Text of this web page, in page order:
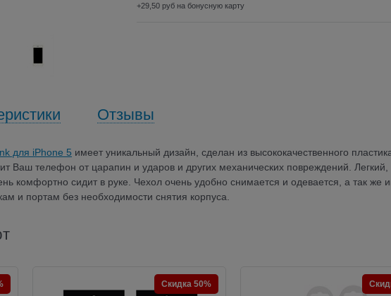
+29,50 руб на бонусную карту
Отзывы
для iPhone 5 имеет уникальный дизайн, сделан из высококачественного
Ваш телефон от царапин и ударов и других механических повреждений. Легкий,
комфортно сидит в руке. Чехол очень удобно снимается и одевается, а так же
и портам без необходимости снятия корпуса.
Скидка 50%